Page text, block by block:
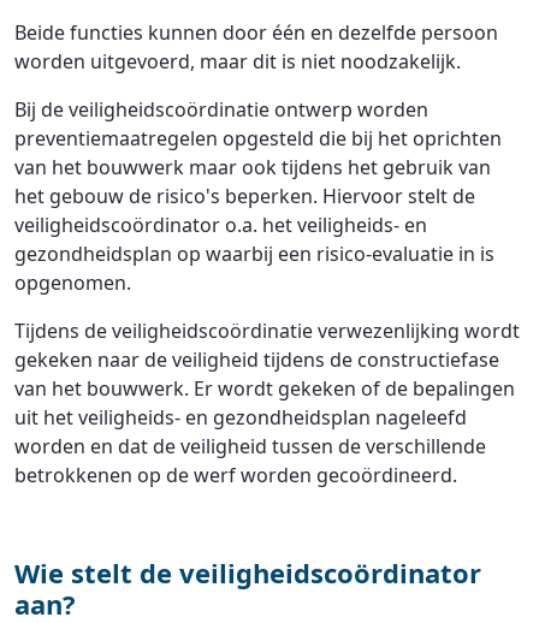
Beide functies kunnen door één en dezelfde persoon
worden uitgevoerd, maar dit is niet noodzakelijk.
Bij de veiligheidscoördinatie ontwerp worden
preventiemaatregelen opgesteld die bij het oprichten
van het bouwwerk maar ook tijdens het gebruik van
het gebouw de risico's beperken. Hiervoor stelt de
veiligheidscoördinator o.a. het veiligheids- en
gezondheidsplan op waarbij een risico-evaluatie in is
opgenomen.
Tijdens de veiligheidscoördinatie verwezenlijking wordt
gekeken naar de veiligheid tijdens de constructiefase
van het bouwwerk. Er wordt gekeken of de bepalingen
uit het veiligheids- en gezondheidsplan nageleefd
worden en dat de veiligheid tussen de verschillende
betrokkenen op de werf worden gecoördineerd.
Wie stelt de veiligheidscoördinator
aan?